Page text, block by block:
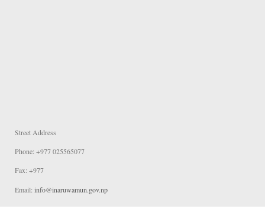
Street Address
Phone: +977 025565077
Fax: +977
Email: info@inaruwamun.gov.np